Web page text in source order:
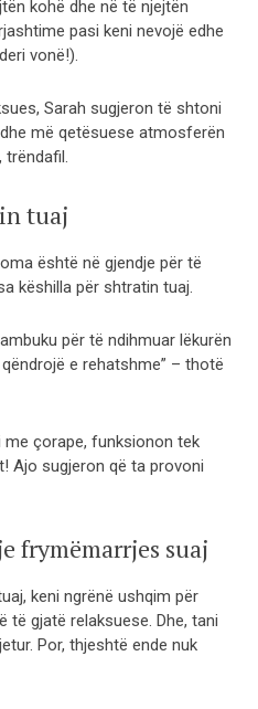
kohë dhe në të njejtën
pasi keni nevojë edhe
vonë!).
Sarah sugjeron të shtoni
më qetësuese atmosferën
trëndafil.
tuaj
është në gjendje për të
këshilla për shtratin tuaj.
për të ndihmuar lëkurën
e rehatshme” – thotë
çorape, funksionon tek
Ajo sugjeron që ta provoni
frymëmarrjes suaj
keni ngrënë ushqim për
të gjatë relaksuese. Dhe, tani
Por, thjeshtë ende nuk